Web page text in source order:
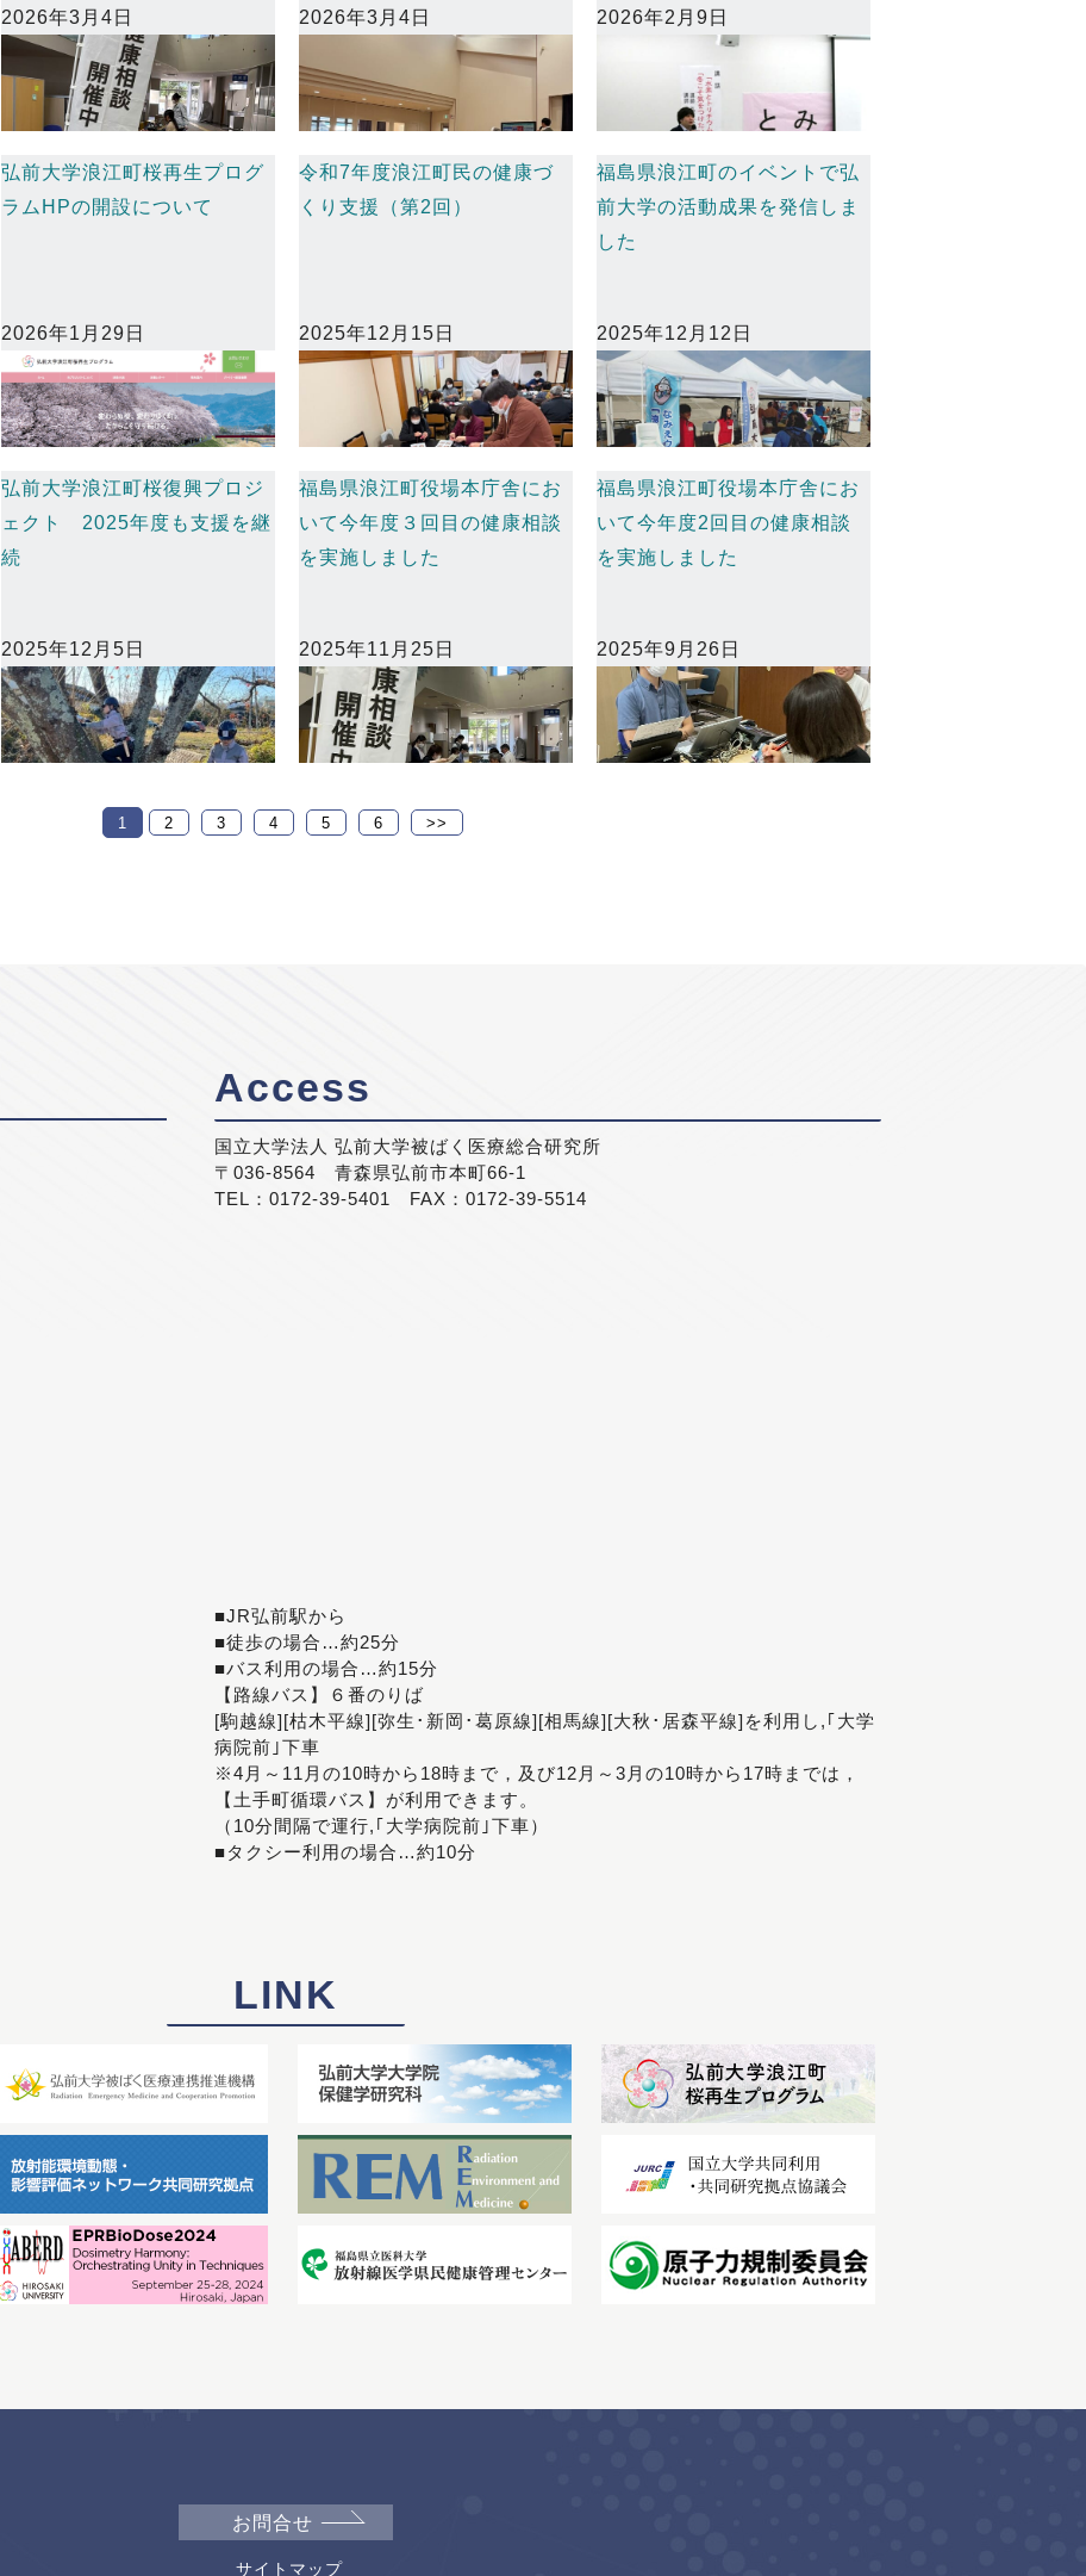
2026年3月4日 2026年3月4日 2026年2月9日
弘前大学浪江町桜再生プログ
ラムHPの開設について
2026年1月29日
令和7年度浪江町民の健康づ
くり支援（第2回）
2025年12月15日
福島県浪江町のイベントで弘
前大学の活動成果を発信しま
した
2025年12月12日
弘前大学浪江町桜復興プロジ
ェクト 2025年度も支援を継
続
2025年12月5日
福島県浪江町役場本庁舎にお
いて今年度３回目の健康相談
を実施しました
2025年11月25日
福島県浪江町役場本庁舎にお
いて今年度2回目の健康相談
を実施しました
2025年9月26日
1 2 3 4 5 6 >>
Access
国立大学法人 弘前大学被ばく医療総合研究所
〒036-8564 青森県弘前市本町66-1
TEL：0172-39-5401 FAX：0172-39-5514
■JR弘前駅から
■徒歩の場合…約25分
■バス利用の場合…約15分
【路線バス】６番のりば
[駒越線][枯木平線][弥生･新岡･葛原線][相馬線][大秋･居森平線]を利用し,｢大学
病院前｣下車
※4月～11月の10時から18時まで，及び12月～3月の10時から17時までは，
【土手町循環バス】が利用できます。
（10分間隔で運行,｢大学病院前｣下車）
■タクシー利用の場合…約10分
LINK
お問合せ
サイトマップ